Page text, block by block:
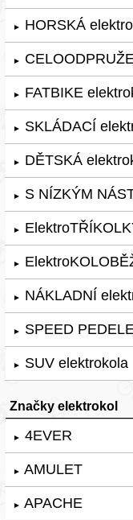
► HORSKÁ
►
► FATBIKE
► SKLÁDACÍ
► DĚTSKÁ
► S NÍZKÝM
►
►
► NÁKLADNÍ
► SPEED
► SUV elektrokola
Značky elektrokol
► 4EVER
► AMULET
► APACHE